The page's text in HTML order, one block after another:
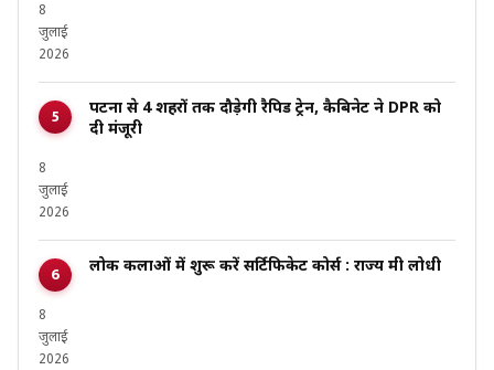
8
जुलाई
2026
पटना से 4 शहरों तक दौड़ेगी रैपिड ट्रेन, कैबिनेट ने DPR को
दी मंजूरी
8
जुलाई
2026
लोक कलाओं में शुरू करें सर्टिफिकेट कोर्स : राज्य मंत्री लोधी
8
जुलाई
2026